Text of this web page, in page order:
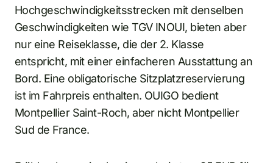
Hochgeschwindigkeitsstrecken mit denselben
Geschwindigkeiten wie TGV INOUI, bieten aber
nur eine Reiseklasse, die der 2. Klasse
entspricht, mit einer einfacheren Ausstattung an
Bord. Eine obligatorische Sitzplatzreservierung
ist im Fahrpreis enthalten. OUIGO bedient
Montpellier Saint-Roch, aber nicht Montpellier
Sud de France.